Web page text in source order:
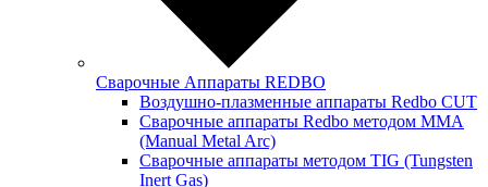
Сварочные Аппараты REDBO
Воздушно-плазменные аппараты Redbo CUT
Сварочные аппараты Redbo методом MMA
(Manual Metal Arc)
Сварочные аппараты методом TIG (Tungsten
Inert Gas)